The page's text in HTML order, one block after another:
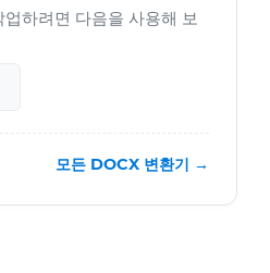
하려면 다음을 사용해 보
모든 DOCX 변환기 →